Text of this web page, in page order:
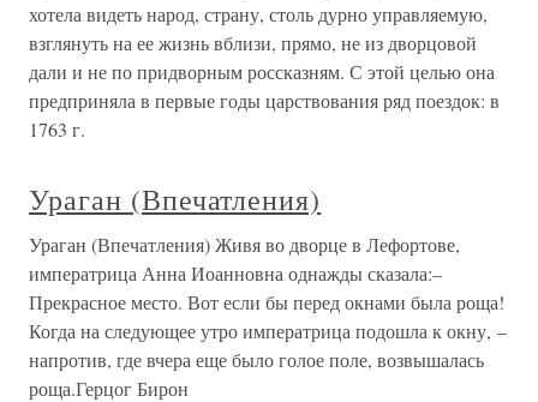
хотела видеть народ, страну, столь дурно управляемую,
взглянуть на ее жизнь вблизи, прямо, не из дворцовой
дали и не по придворным россказням. С этой целью она
предприняла в первые годы царствования ряд поездок: в
1763 г.
Ураган (Впечатления)
Ураган (Впечатления) Живя во дворце в Лефортове,
императрица Анна Иоанновна однажды сказала:–
Прекрасное место. Вот если бы перед окнами была роща!
Когда на следующее утро императрица подошла к окну, –
напротив, где вчера еще было голое поле, возвышалась
роща.Герцог Бирон